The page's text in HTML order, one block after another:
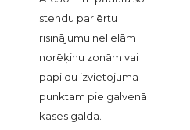
stendu par ērtu
risinājumu nelielām
norēķinu zonām vai
papildu izvietojuma
punktam pie galvenā
kases galda.